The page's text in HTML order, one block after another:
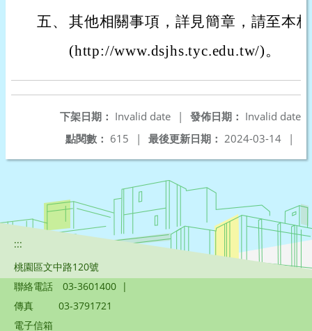
五、 其他相關事項，詳見簡章，請至本
(http://www.dsjhs.tyc.edu.tw/)。
發佈日期： Invalid date
下架日期： Invalid date
|
最後更新日期： 2024-03-14 |
點閱數： 615 |
:::
桃園區文中路120號
聯絡電話
03-3601400 |
傳真
03-3791721
電子信箱